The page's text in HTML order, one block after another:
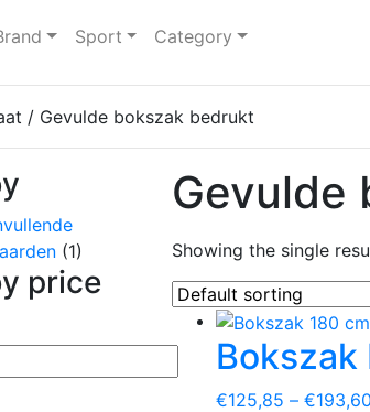
Sport Category
/ Gevulde bokszak bedrukt
(1)
price
Gevulde
Showing the single
€125,85 – €193,60